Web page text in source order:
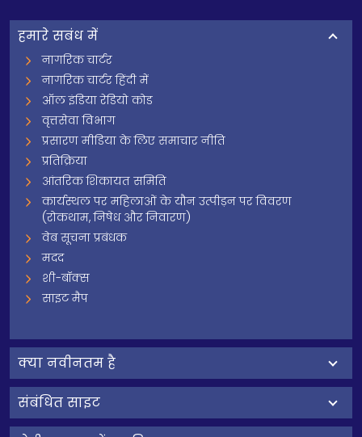
हमारे सबंध में
नागरिक चार्टर
नागरिक चार्टर हिंदी में
ऑल इंडिया रेडियो कोड
वृत्तसेवा विभाग
प्रसारण मीडिया के लिए समाचार नीति
प्रतिक्रिया
आंतरिक शिकायत समिति
कार्यस्थल पर महिलाओं के यौन उत्पीड़न पर विवरण
(रोकथाम, निषेध और निवारण)
वेब सूचना प्रबंधक
मदद
शी-बॉक्स
साइट मैप
क्‍या नवीनतम है
संबंधित साइट